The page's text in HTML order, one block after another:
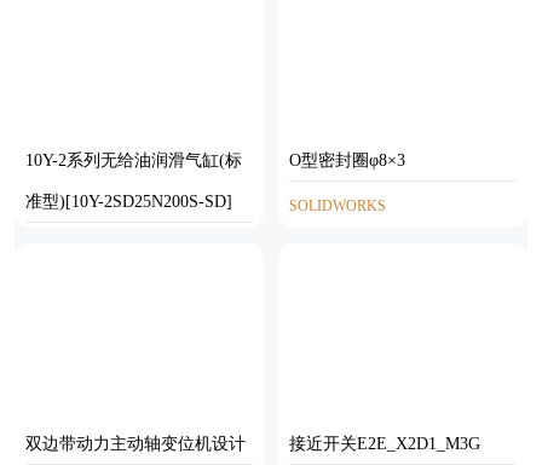
10Y-2系列无给油润滑气缸(标
准型)[10Y-2SD25N200S-SD]
O型密封圈φ8×3
SOLIDWORKS
双边带动力主动轴变位机设计 接近开关E2E_X2D1_M3G